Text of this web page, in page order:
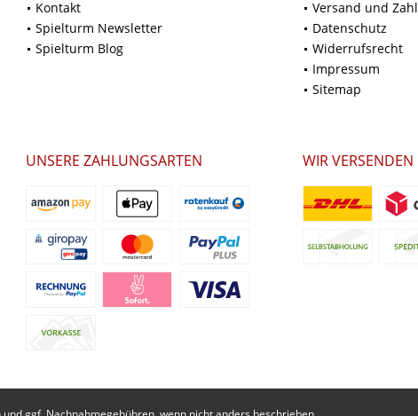
Kontakt
Spielturm Newsletter
Spielturm Blog
Versand und
Datenschutz
Widerrufsrecht
Impressum
Sitemap
UNSERE ZAHLUNGSARTEN WIR VERSENDEN